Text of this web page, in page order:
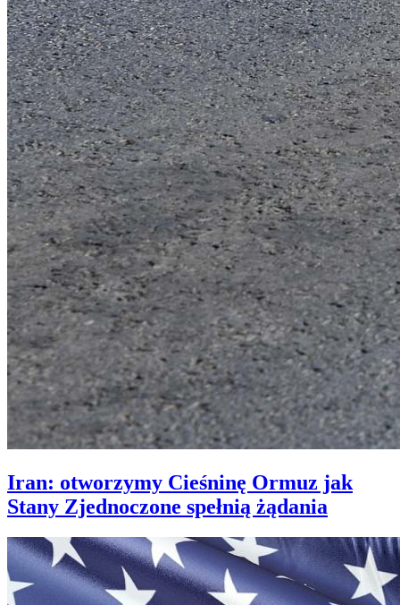
Iran: otworzymy Cieśninę Ormuz jak
Stany Zjednoczone spełnią żądania